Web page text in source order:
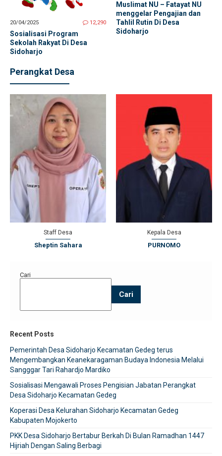
20/04/2025 12,290
Sosialisasi Program
Sekolah Rakyat Di Desa
Sidoharjo
Muslimat NU – Fatayat NU
menggelar Pengajian dan
Tahlil Rutin Di Desa
Sidoharjo
Perangkat Desa
Staff Desa
Sheptin Sahara
Kepala Desa
PURNOMO
Cari
Cari
Recent Posts
Pemerintah Desa Sidoharjo Kecamatan Gedeg terus
Mengembangkan Keanekaragaman Budaya Indonesia Melalui
Sangggar Tari Rahardjo Mardiko
Sosialisasi Mengawali Proses Pengisian Jabatan Perangkat
Desa Sidoharjo Kecamatan Gedeg
Koperasi Desa Kelurahan Sidoharjo Kecamatan Gedeg
Kabupaten Mojokerto
PKK Desa Sidoharjo Bertabur Berkah Di Bulan Ramadhan 1447
Hijriah Dengan Saling Berbagi